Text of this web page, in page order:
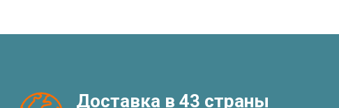
Доставка в 43 страны